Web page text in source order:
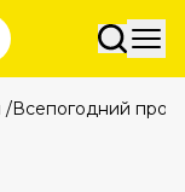
/Всепогодний